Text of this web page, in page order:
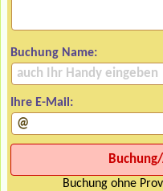
Buchung Name:
Ihre E-Mail:
Buchung ohne